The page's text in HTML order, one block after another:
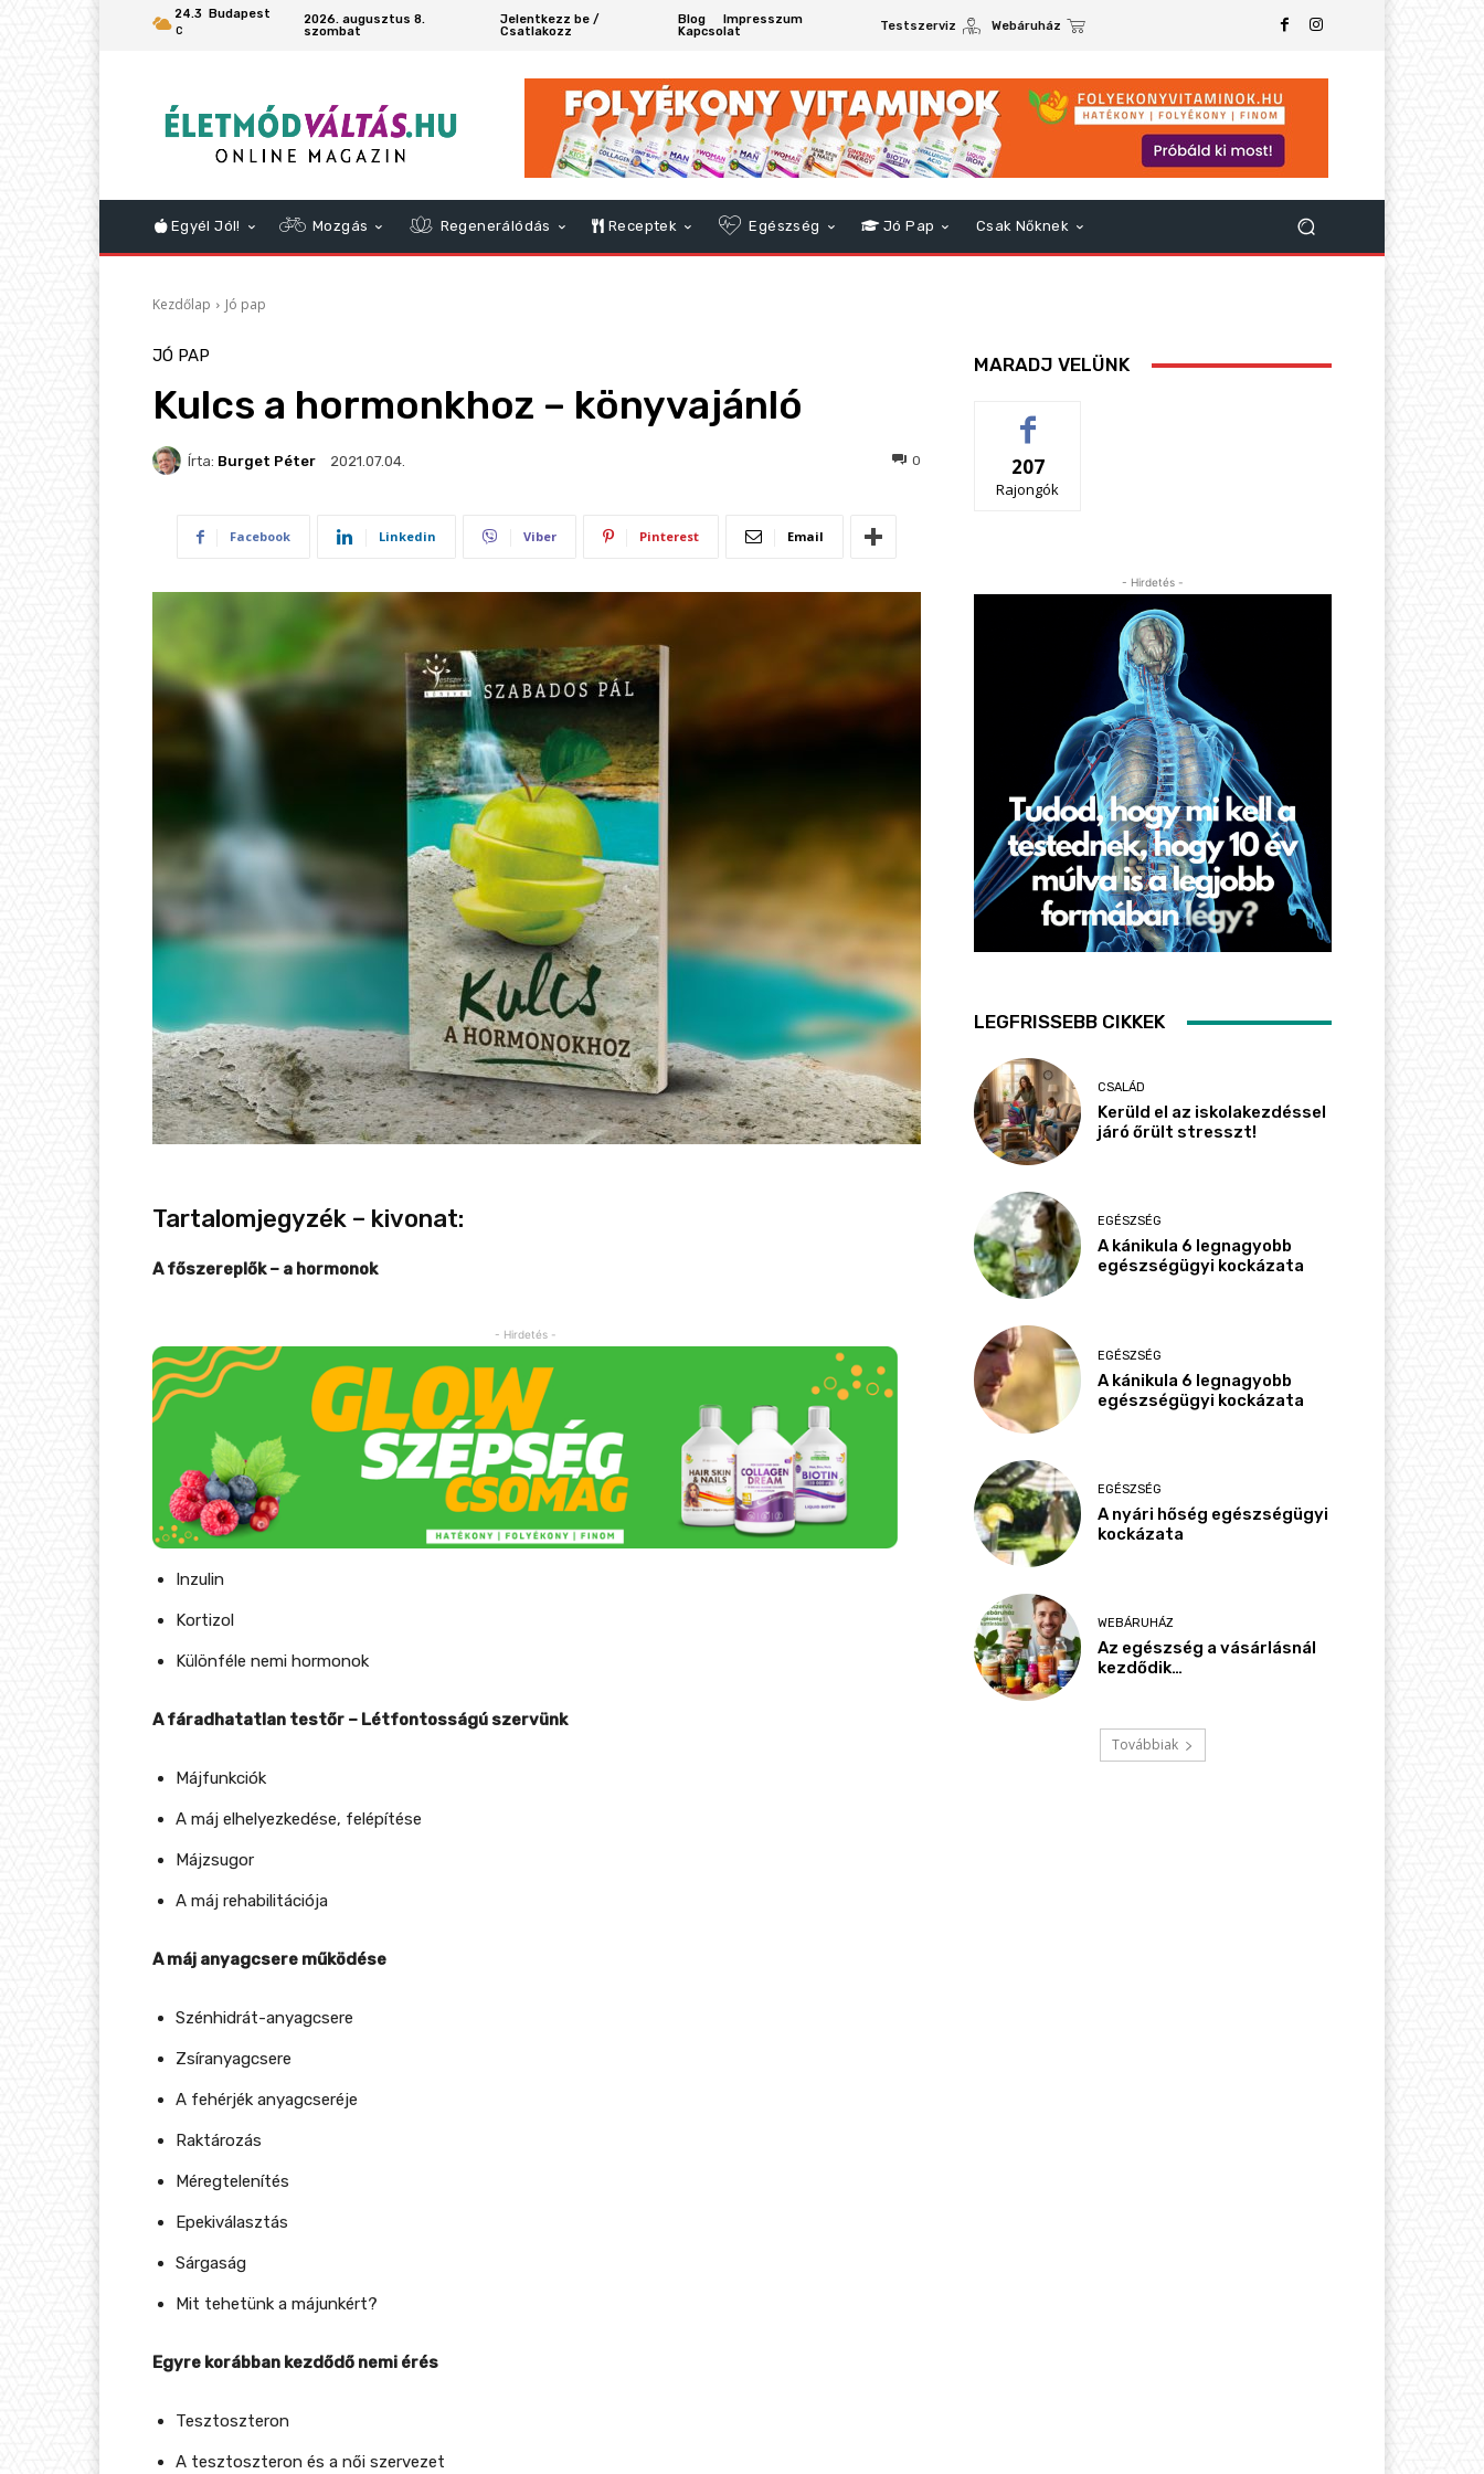
24.3
C
Budapest
2026. augusztus 8.
szombat
Jelentkezz be /
Csatlakozz
Blog
Impresszum
Kapcsolat
Testszerviz Webáruház
Egyél Jól! Mozgás Regenerálódás Receptek Egészség Jó Pap Csak Nőknek
Kezdőlap Jó pap
JÓ PAP
Kulcs a hormonkhoz – könyvajánló
Írta: Burget Péter 2021.07.04. 0
Facebook Linkedin Viber Pinterest Email
Tartalomjegyzék – kivonat:
A főszereplők – a hormonok
- Hirdetés -
Inzulin
Kortizol
Különféle nemi hormonok
A fáradhatatlan testőr – Létfontosságú szervünk
Májfunkciók
A máj elhelyezkedése, felépítése
Májzsugor
A máj rehabilitációja
A máj anyagcsere működése
Szénhidrát-anyagcsere
Zsíranyagcsere
A fehérjék anyagcseréje
Raktározás
Méregtelenítés
Epekiválasztás
Sárgaság
Mit tehetünk a májunkért?
Egyre korábban kezdődő nemi érés
Tesztoszteron
A tesztoszteron és a női szervezet
MARADJ VELÜNK
207
Rajongók
- Hirdetés -
LEGFRISSEBB CIKKEK
CSALÁD
Kerüld el az iskolakezdéssel
járó őrült stresszt!
EGÉSZSÉG
A kánikula 6 legnagyobb
egészségügyi kockázata
EGÉSZSÉG
A kánikula 6 legnagyobb
egészségügyi kockázata
EGÉSZSÉG
A nyári hőség egészségügyi
kockázata
WEBÁRUHÁZ
Az egészség a vásárlásnál
kezdődik…
Továbbiak